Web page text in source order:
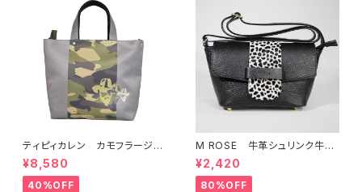
ティピィカレン カモフラージュ
柄スクエア2WAYバッグ
¥8,580
40%OFF
M ROSE 牛革シュリンク牛毛
ダルメシアンプリントフラップシ
ョルダーバッグ ブラック
¥2,420
80%OFF